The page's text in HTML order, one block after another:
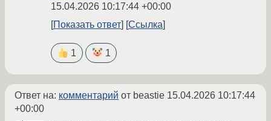
15.04.2026 10:17:44 +00:00
Показать ответ
Ссылка
1 1
Ответ на: комментарий от beastie 15.04.2026 10:17:44
+00:00